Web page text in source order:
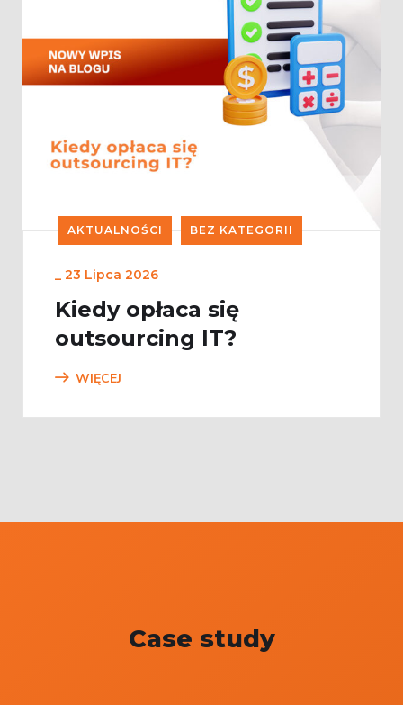
AKTUALNOŚCI BEZ KATEGORII
_ 23 Lipca 2026
Kiedy opłaca się
outsourcing IT?
WIĘCEJ
Case study